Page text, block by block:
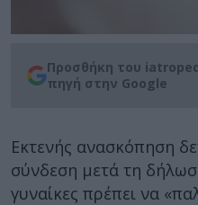
Προσθήκη του
πηγή στην Google
Εκτενής ανασκόπηση
σύνδεση μετά τη
γυναίκες πρέπει να